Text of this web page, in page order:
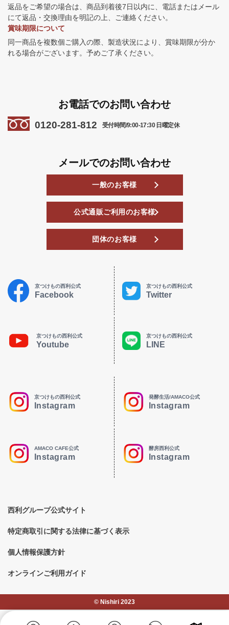
返品をご希望の場合は、商品到着後7日以内に、電話またはメール
にて返品・交換理由を明記の上、ご連絡ください。
賞味期限について
同一商品を複数個ご購入の際、製造状況により、賞味期限が分か
れる場合がございます。予めご了承ください。
お電話でのお問い合わせ
0120-281-812 受付時間/9:00-17:30 日曜定休
メールでのお問い合わせ
一般のお客様
公式通販ご利用のお客様
団体のお客様
京つけもの西利公式
Facebook
京つけもの西利公式
Twitter
京つけもの西利公式
Youtube
京つけもの西利公式
LINE
京つけもの西利公式
Instagram
発酵生活/AMACO公式
Instagram
AMACO CAFE公式
Instagram
酵房西利公式
Instagram
西利グループ公式サイト
特定商取引に関する法律に基づく表示
個人情報保護方針
オンラインご利用ガイド
©︎ Nishiri 2023